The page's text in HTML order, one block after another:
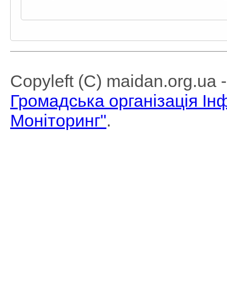
Copyleft (C) maidan.org.ua
Громадська організація
Моніторинг".